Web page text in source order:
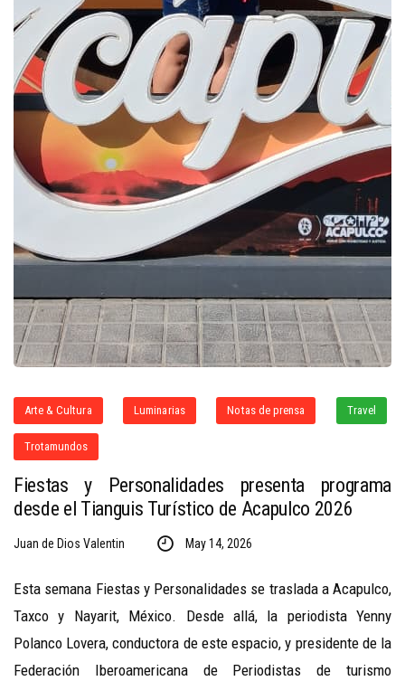
Arte & Cultura Luminarias Notas de prensa Travel
Trotamundos
Fiestas y Personalidades presenta programa
desde el Tianguis Turístico de Acapulco 2026
Juan de Dios Valentin May 14, 2026
Esta semana Fiestas y Personalidades se traslada a Acapulco,
Taxco y Nayarit, México. Desde allá, la periodista Yenny
Polanco Lovera, conductora de este espacio, y presidente de la
Federación Iberoamericana de Periodistas de turismo